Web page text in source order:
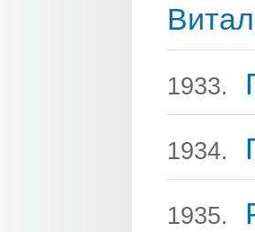
1933.
1934.
1935.